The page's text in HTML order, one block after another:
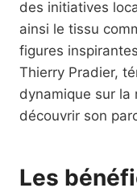
des initiatives
ainsi le tissu
figures
Thierry Pradier,
dynamique sur la
découvrir son
Les